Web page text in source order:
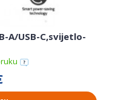
A/USB-C,svijetlo-